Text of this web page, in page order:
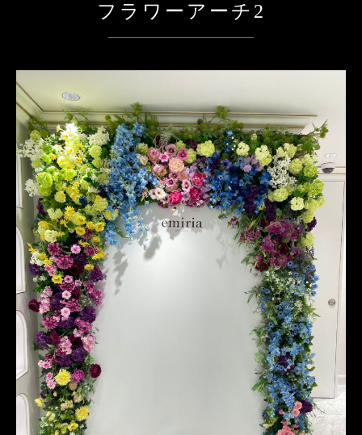
フラワーアーチ2